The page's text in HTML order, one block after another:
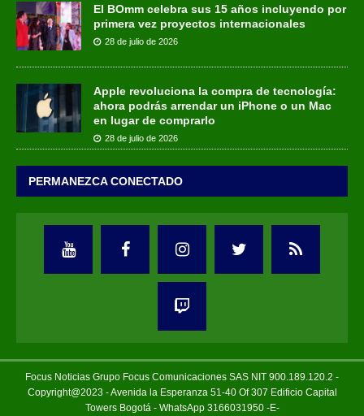
El BOmm celebra sus 15 años incluyendo por
primera vez proyectos internacionales
28 de julio de 2026
Apple revoluciona la compra de tecnología:
ahora podrás arrendar un iPhone o un Mac
en lugar de comprarlo
28 de julio de 2026
PERMANEZCA CONECTADO
Focus Noticias Grupo Focus Comunicaciones SAS NIT 900.189.120.2 -
Copyright@2023 - Avenida la Esperanza 51-40 Of 307 Edificio Capital
Towers Bogotá - WhatsApp 3166031950 -E-